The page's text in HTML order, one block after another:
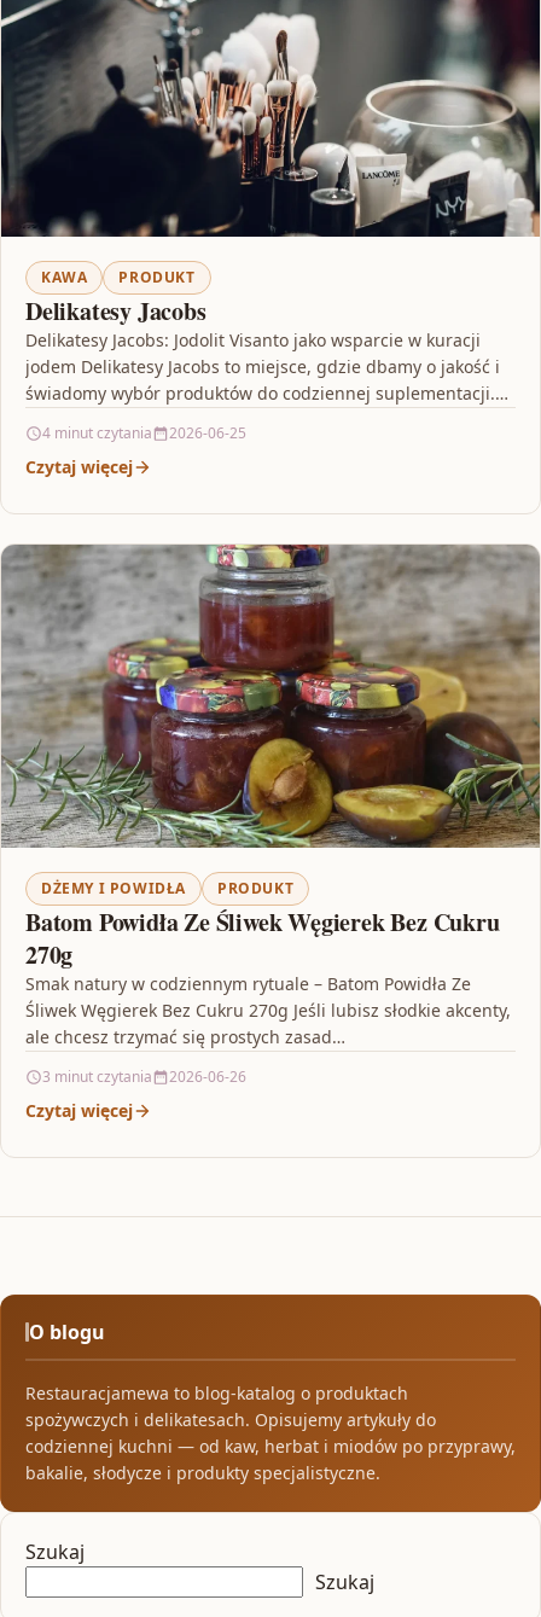
KAWA PRODUKT
Delikatesy Jacobs
Delikatesy Jacobs: Jodolit Visanto jako wsparcie w kuracji
jodem Delikatesy Jacobs to miejsce, gdzie dbamy o jakość i
świadomy wybór produktów do codziennej suplementacji.…
4 minut czytania 2026-06-25
Czytaj więcej
DŻEMY I POWIDŁA PRODUKT
Batom Powidła Ze Śliwek Węgierek Bez Cukru
270g
Smak natury w codziennym rytuale – Batom Powidła Ze
Śliwek Węgierek Bez Cukru 270g Jeśli lubisz słodkie akcenty,
ale chcesz trzymać się prostych zasad…
3 minut czytania 2026-06-26
Czytaj więcej
O blogu
Restauracjamewa to blog-katalog o produktach
spożywczych i delikatesach. Opisujemy artykuły do
codziennej kuchni — od kaw, herbat i miodów po przyprawy,
bakalie, słodycze i produkty specjalistyczne.
Szukaj
Szukaj